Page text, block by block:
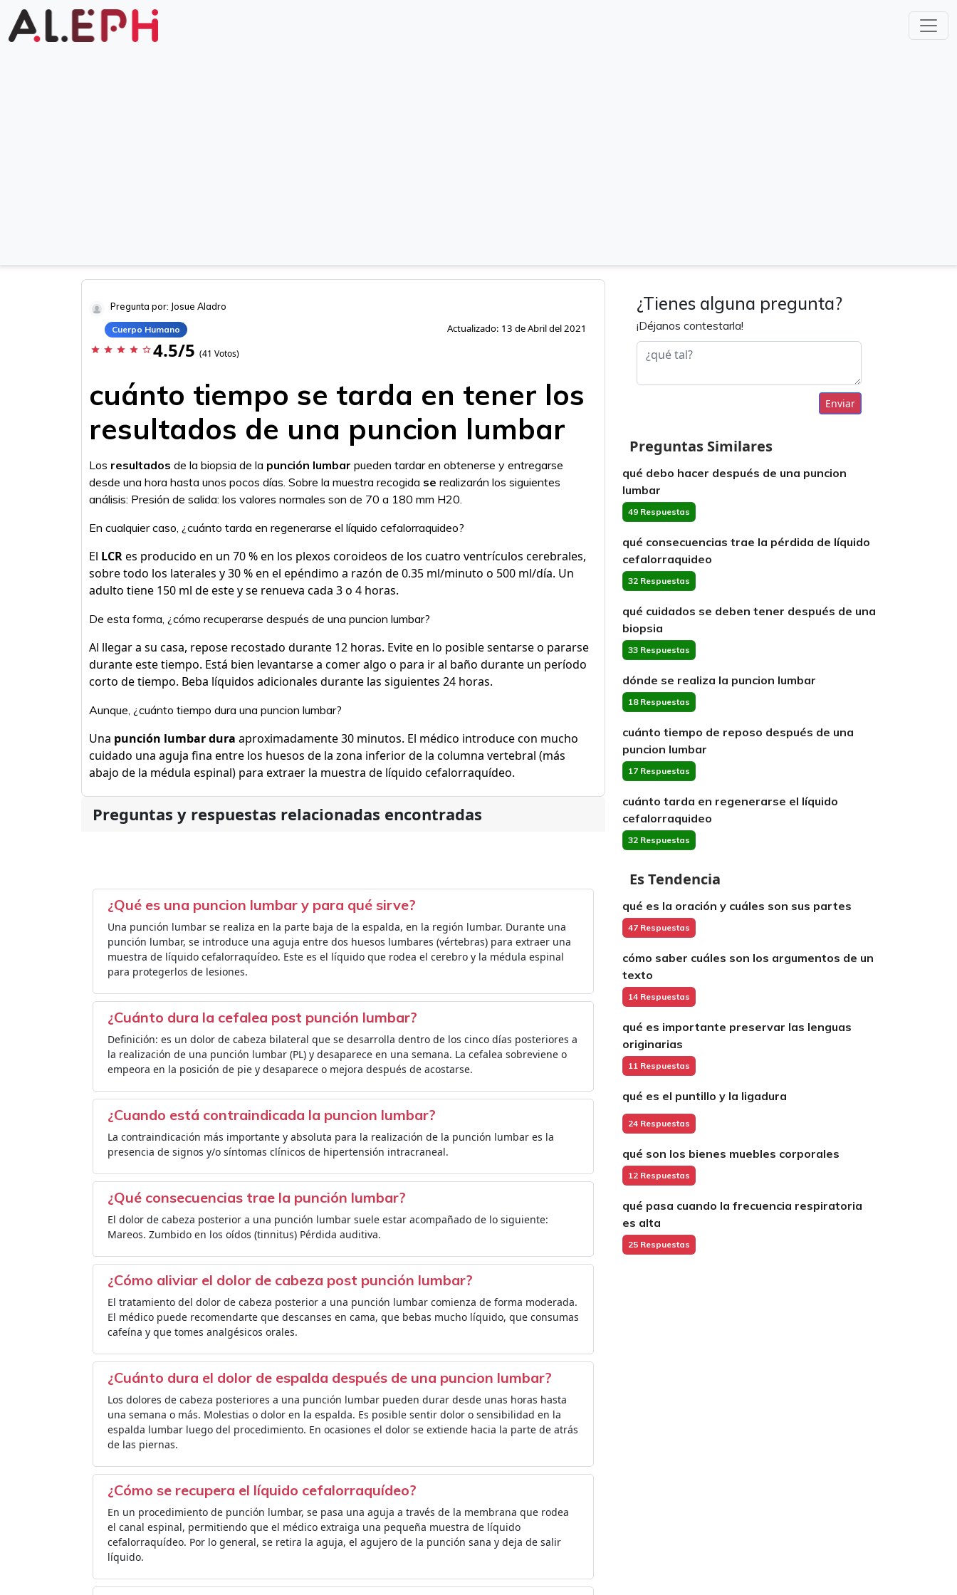
Pregunta por: Josue Aladro
Cuerpo Humano Actualizado: 13 de Abril del 2021
star star star star star_border 4.5/5 (41 Votos)
cuánto tiempo se tarda en tener los
resultados de una puncion lumbar
Los resultados de la biopsia de la punción lumbar pueden tardar en obtenerse y entregarse
desde una hora hasta unos pocos días. Sobre la muestra recogida se realizarán los siguientes
análisis: Presión de salida: los valores normales son de 70 a 180 mm H20.
En cualquier caso, ¿cuánto tarda en regenerarse el líquido cefalorraquideo?
El LCRes producido en un 70 % en los plexos coroideos de los cuatro ventrículos cerebrales,
sobre todo los laterales y 30 % en el epéndimo a razón de 0.35 ml/minuto o 500 ml/día. Un
adulto tiene 150 ml de este y se renueva cada 3 o 4 horas.
De esta forma, ¿cómo recuperarse después de una puncion lumbar?
Al llegar a su casa, repose recostado durante 12 horas. Evite en lo posible sentarse o pararse
durante este tiempo. Está bien levantarse a comer algo o para ir al baño durante un período
corto de tiempo. Beba líquidos adicionales durante las siguientes 24 horas.
Aunque, ¿cuánto tiempo dura una puncion lumbar?
Una punción lumbar dura aproximadamente 30 minutos. El médico introduce con mucho
cuidado una aguja fina entre los huesos de la zona inferior de la columna vertebral (más
abajo de la médula espinal) para extraer la muestra de líquido cefalorraquídeo.
Preguntas y respuestas relacionadas encontradas
¿Qué es una puncion lumbar y para qué sirve?
Una punción lumbar se realiza en la parte baja de la espalda, en la región lumbar. Durante una
punción lumbar, se introduce una aguja entre dos huesos lumbares (vértebras) para extraer una
muestra de líquido cefalorraquídeo. Este es el líquido que rodea el cerebro y la médula espinal
para protegerlos de lesiones.
¿Cuánto dura la cefalea post punción lumbar?
Definición: es un dolor de cabeza bilateral que se desarrolla dentro de los cinco días posteriores a
la realización de una punción lumbar (PL) y desaparece en una semana. La cefalea sobreviene o
empeora en la posición de pie y desaparece o mejora después de acostarse.
¿Cuando está contraindicada la puncion lumbar?
La contraindicación más importante y absoluta para la realización de la punción lumbar es la
presencia de signos y/o síntomas clínicos de hipertensión intracraneal.
¿Qué consecuencias trae la punción lumbar?
El dolor de cabeza posterior a una punción lumbar suele estar acompañado de lo siguiente:
Mareos. Zumbido en los oídos (tinnitus) Pérdida auditiva.
¿Cómo aliviar el dolor de cabeza post punción lumbar?
El tratamiento del dolor de cabeza posterior a una punción lumbar comienza de forma moderada.
El médico puede recomendarte que descanses en cama, que bebas mucho líquido, que consumas
cafeína y que tomes analgésicos orales.
¿Cuánto dura el dolor de espalda después de una puncion lumbar?
Los dolores de cabeza posteriores a una punción lumbar pueden durar desde unas horas hasta
una semana o más. Molestias o dolor en la espalda. Es posible sentir dolor o sensibilidad en la
espalda lumbar luego del procedimiento. En ocasiones el dolor se extiende hacia la parte de atrás
de las piernas.
¿Cómo se recupera el líquido cefalorraquídeo?
En un procedimiento de punción lumbar, se pasa una aguja a través de la membrana que rodea
el canal espinal, permitiendo que el médico extraiga una pequeña muestra de líquido
cefalorraquídeo. Por lo general, se retira la aguja, el agujero de la punción sana y deja de salir
líquido.
¿Tienes alguna pregunta?
¡Déjanos contestarla!
Enviar
Preguntas Similares
qué debo hacer después de una puncion
lumbar
49 Respuestas
qué consecuencias trae la pérdida de líquido
cefalorraquideo
32 Respuestas
qué cuidados se deben tener después de una
biopsia
33 Respuestas
dónde se realiza la puncion lumbar
18 Respuestas
cuánto tiempo de reposo después de una
puncion lumbar
17 Respuestas
cuánto tarda en regenerarse el líquido
cefalorraquideo
32 Respuestas
Es Tendencia
qué es la oración y cuáles son sus partes
47 Respuestas
cómo saber cuáles son los argumentos de un
texto
14 Respuestas
qué es importante preservar las lenguas
originarias
11 Respuestas
qué es el puntillo y la ligadura
24 Respuestas
qué son los bienes muebles corporales
12 Respuestas
qué pasa cuando la frecuencia respiratoria
es alta
25 Respuestas